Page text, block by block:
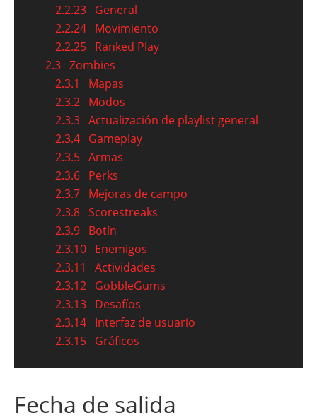
2.2.23 General
2.2.24 Movimiento
2.2.25 Ranked Play
2.3 Zombies
2.3.1
Mapas
2.3.2 Modos
2.3.3 Actualización de playlist general
2.3.4 Gameplay
2.3.5 Armas
2.3.6 Perks
2.3.7 Mejoras de campo
2.3.8 Scorestreaks
2.3.9 Botín
2.3.10 Enemigos
2.3.11
Actividades
2.3.12 GobbleGums
2.3.13 Desafíos
2.3.14 Interfaz de usuario
2.3.15 Gráficos
Fecha de salida